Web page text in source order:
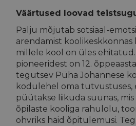
Väärtused loovad
Palju mõjutab sotsiaal-
arendamist
millele kool on üles ehitatud.
pioneeridest on 12.
tegutsev Püha Johannese
kodulehel oma tutvustuses,
püütakse liikuda suunas,
õpilaste kooliga rahulolu,
ohvriks häid õpitulemusi.